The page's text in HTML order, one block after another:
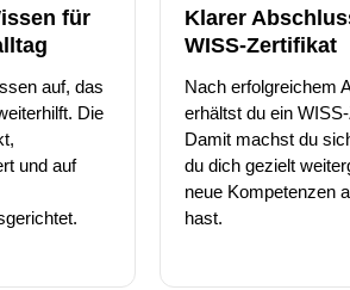
für
auf, das
Die
und auf
Klarer
WISS-Zertifikat
Nach erfolgreichem
erhältst du ein
Damit machst du
du dich gezielt
neue Kompetenzen
hast.